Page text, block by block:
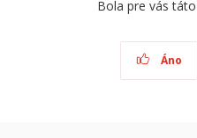
Bola pre vás
Áno